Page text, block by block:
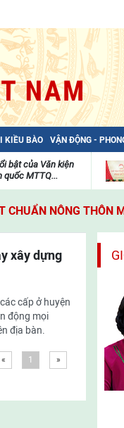
KIỀU BÀO VẬN ĐỘNG -
bật của Văn kiện
quốc MTTQ...
mặt
trận
CHUẨN NÔNG THÔN
xây dựng
cấp ở huyện
động mọi
địa bàn.
« 1 »